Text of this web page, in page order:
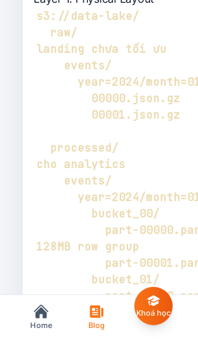
  _table_metadata/              # Table
Home Blog
Khoá học